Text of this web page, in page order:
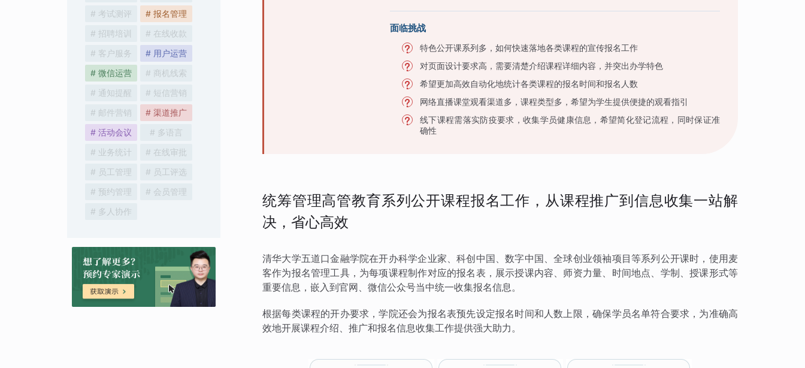
# 考试测评
# 报名管理
# 招聘培训
# 在线收款
# 客户服务
# 用户运营
# 微信运营
# 商机线索
# 通知提醒
# 短信营销
# 邮件营销
# 渠道推广
# 活动会议
# 多语言
# 业务统计
# 在线审批
# 员工管理
# 员工评选
# 预约管理
# 会员管理
# 多人协作
面临挑战
特色公开课系列多，如何快速落地各类课程的宣传报名工作
对页面设计要求高，需要清楚介绍课程详细内容，并突出办学特色
希望更加高效自动化地统计各类课程的报名时间和报名人数
网络直播课堂观看渠道多，课程类型多，希望为学生提供便捷的观看指引
线下课程需落实防疫要求，收集学员健康信息，希望简化登记流程，同时保证准
确性
统筹管理高管教育系列公开课程报名工作，从课程推广到信息收集一站解
决，省心高效
清华大学五道口金融学院在开办科学企业家、科创中国、数字中国、全球创业领袖项目等系列公开课时，使用麦
客作为报名管理工具，为每项课程制作对应的报名表，展示授课内容、师资力量、时间地点、学制、授课形式等
重要信息，嵌入到官网、微信公众号当中统一收集报名信息。
根据每类课程的开办要求，学院还会为报名表预先设定报名时间和人数上限，确保学员名单符合要求，为准确高
效地开展课程介绍、推广和报名信息收集工作提供强大助力。